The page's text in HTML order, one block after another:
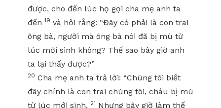
được, cho đến lúc họ gọi cha mẹ anh ta
đến19 và hỏi rằng: “Đây có phải là con trai
ông bà, người mà ông bà nói đã bị mù từ
lúc mới sinh không? Thế sao bây giờ anh
ta lại thấy được?”
20 Cha mẹ anh ta trả lời: “Chúng tôi biết
đây chính là con trai chúng tôi, cháu bị mù
từ lúc mới sinh. 21 Nhưng bây giờ làm thế